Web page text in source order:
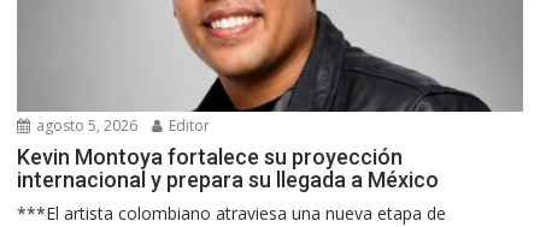
agosto 5, 2026 Editor
Kevin Montoya fortalece su proyección
internacional y prepara su llegada a México
***El artista colombiano atraviesa una nueva etapa de